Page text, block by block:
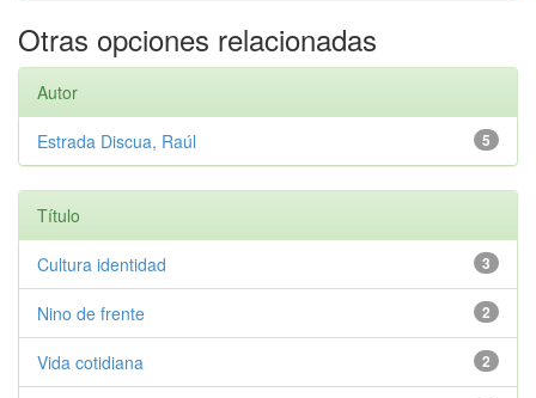
Otras opciones relacionadas
Autor
5
Estrada Discua, Raúl
Título
3
Cultura identidad
2
Nino de frente
2
Vida cotidiana